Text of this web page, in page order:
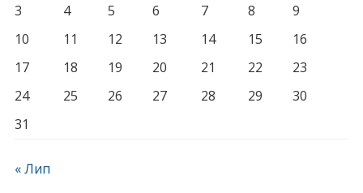
3
4 5 6 7 8
9
10
11 12 13 14 15
16
17
18 19 20 21 22
23
24
25 26 27 28 29
30
31
« Лип